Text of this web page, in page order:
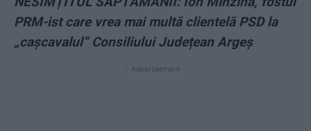
PRM-ist care vrea mai multă clientelă PSD la
„cașcavalul” Consiliului Județean Argeș
- Advertisement -